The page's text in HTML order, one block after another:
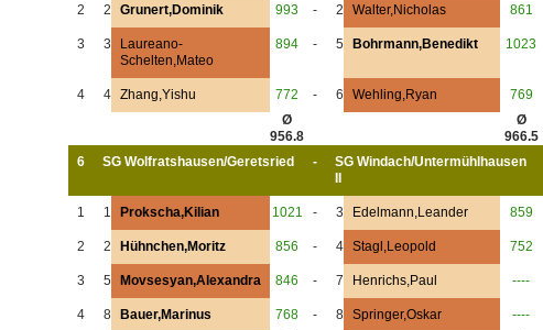
2 2 Grunert,Dominik 993 - 2 Walter,Nicholas 861
3 3
Laureano-
Schelten,Mateo
894 - 5 Bohrmann,Benedikt 1023
4 4 Zhang,Yishu 772 - 6 Wehling,Ryan 769
Ø
956.8
Ø
966.5
6
SG Wolfratshausen/Geretsried -
SG Windach/Untermühlhausen
II
1 1 Prokscha,Kilian 1021 - 3 Edelmann,Leander 859
2 2 Hühnchen,Moritz 856 - 4 Stagl,Leopold 752
3 5 Movsesyan,Alexandra 846 - 7 Henrichs,Paul ----
4 8 Bauer,Marinus 768 - 8 Springer,Oskar ----